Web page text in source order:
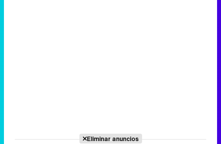
Eliminar anuncios